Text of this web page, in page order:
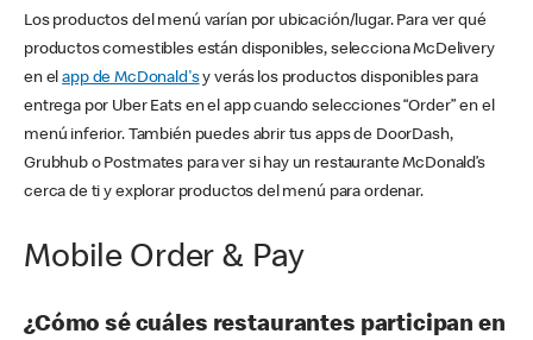
Los productos del menú varían por ubicación/lugar. Para ver qué
productos comestibles están disponibles, selecciona McDelivery
en elapp de McDonald'sy verás los productos disponibles para
entrega por Uber Eats en el app cuando selecciones “Order” en el
menú inferior. También puedes abrir tus apps de DoorDash,
Grubhub o Postmates para ver si hay un restaurante McDonald’s
cerca de ti y explorar productos del menú para ordenar.
Mobile Order & Pay
¿Cómo sé cuáles restaurantes participan en